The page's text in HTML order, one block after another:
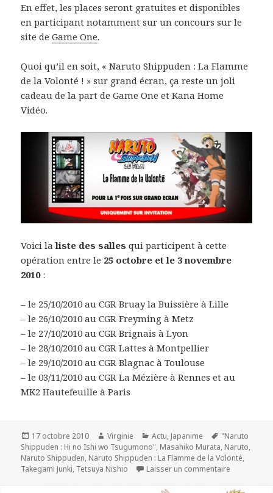
En effet, les places seront gratuites et disponibles
en participant notamment sur un concours sur le
site deGame One.
Quoi qu’il en soit, « Naruto Shippuden : La Flamme
de la Volonté ! » sur grand écran, ça reste un joli
cadeau de la part de Game One et Kana Home
Vidéo.
Voici laliste des salles qui participent à cette
opération entre le 25 octobre et le 3 novembre
2010:
– le 25/10/2010 au CGR Bruay la Buissière à Lille
– le 26/10/2010 au CGR Freyming à Metz
– le 27/10/2010 au CGR Brignais à Lyon
– le 28/10/2010 au CGR Lattes à Montpellier
– le 29/10/2010 au CGR Blagnac à Toulouse
– le 03/11/2010 au CGR La Mézière à Rennes et au
MK2 Hautefeuille à Paris
Publié
le
17 octobre 2010 Auteur
Virginie Catégories
Actu, Japanime
Mots-
clés
"Naruto
Shippuden : Hi no Ishi wo Tsugumono", Masahiko Murata, Naruto,
Naruto Shippuden, Naruto Shippuden : La Flamme de la Volonté,
Takegami Junki, Tetsuya Nishio Laisser un commentaire